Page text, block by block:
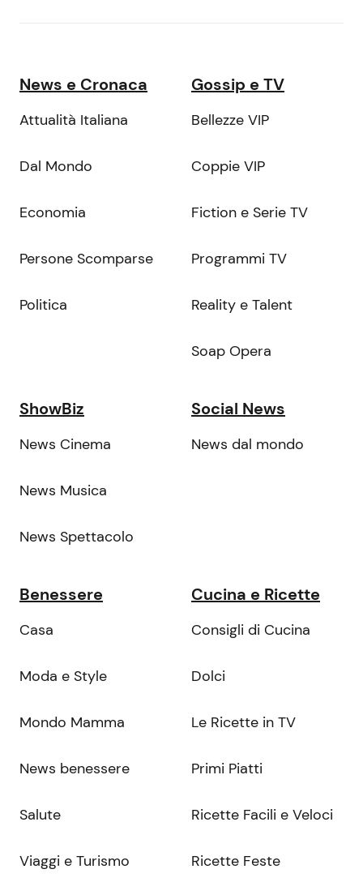
News e Cronaca
Attualità Italiana
Dal Mondo
Economia
Persone Scomparse
Politica
Gossip e TV
Bellezze VIP
Coppie VIP
Fiction e Serie TV
Programmi TV
Reality e Talent
Soap Opera
ShowBiz
News Cinema
News Musica
News Spettacolo
Social News
News dal mondo
Benessere
Casa
Moda e Style
Mondo Mamma
News benessere
Salute
Viaggi e Turismo
Cucina e Ricette
Consigli di Cucina
Dolci
Le Ricette in TV
Primi Piatti
Ricette Facili e Veloci
Ricette Feste